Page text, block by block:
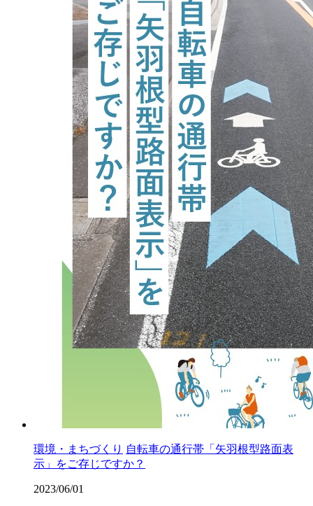
環境・まちづくり 自転車の通行帯「矢羽根型路面表
示」をご存じですか？
2023/06/01